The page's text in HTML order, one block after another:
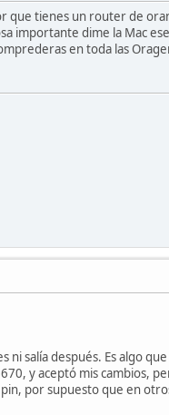
que tienes un router de
importante dime la Mac
en toda las
salía después. Es algo
y aceptó mis cambios,
por supuesto que en